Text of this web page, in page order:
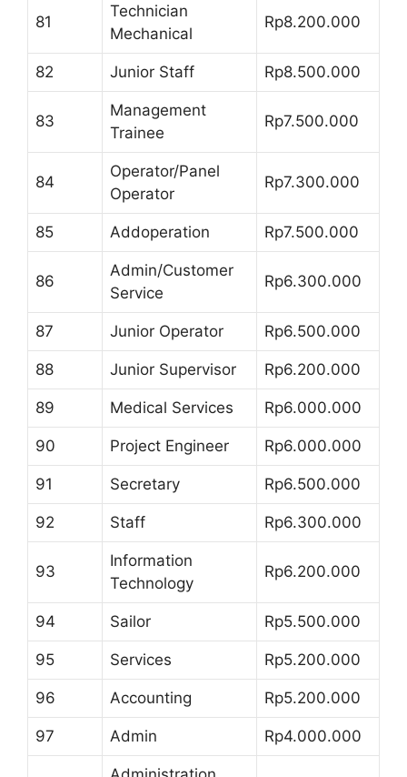
81
Technician
Mechanical
Rp8.200.000
82 Junior Staff Rp8.500.000
83
Management
Trainee
Rp7.500.000
84
Operator/Panel
Operator
Rp7.300.000
85 Addoperation Rp7.500.000
86
Admin/Customer
Service
Rp6.300.000
87 Junior Operator Rp6.500.000
88 Junior Supervisor Rp6.200.000
89 Medical Services Rp6.000.000
90 Project Engineer Rp6.000.000
91 Secretary Rp6.500.000
92 Staff Rp6.300.000
93
Information
Technology
Rp6.200.000
94 Sailor Rp5.500.000
95 Services Rp5.200.000
96 Accounting Rp5.200.000
97 Admin Rp4.000.000